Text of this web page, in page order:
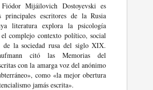
Fiódor Mijáilovich Dostoyevski es
escritores de la Rusia
literatura explora la psicología
el complejo contexto político, social
de la sociedad rusa del siglo XIX.
citó las Memorias del
con la amarga voz del anónimo
como «la mejor obertura
jamás escrita».